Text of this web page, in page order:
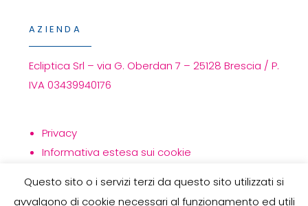
AZIENDA
Ecliptica Srl – via G. Oberdan 7 – 25128 Brescia / P.
IVA 03439940176
Privacy
Informativa estesa sui cookie
Questo sito o i servizi terzi da questo sito utilizzati si
avvalgono di cookie necessari al funzionamento ed utili